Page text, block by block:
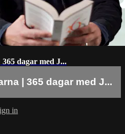
dagar med J...
| 365 dagar med J...
in